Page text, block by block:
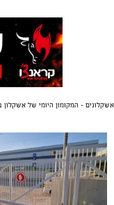
אשקלונים - המקומון היומי של אשקלון